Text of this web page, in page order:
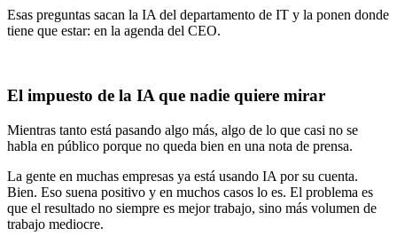
Esas preguntas sacan la IA del departamento de IT y la ponen donde
tiene que estar: en la agenda del CEO.
El impuesto de la IA que nadie quiere mirar
Mientras tanto está pasando algo más, algo de lo que casi no se
habla en público porque no queda bien en una nota de prensa.
La gente en muchas empresas ya está usando IA por su cuenta.
Bien. Eso suena positivo y en muchos casos lo es. El problema es
que el resultado no siempre es mejor trabajo, sino más volumen de
trabajo mediocre.